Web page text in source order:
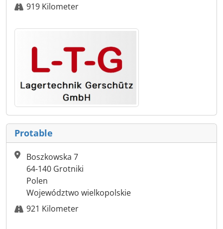
919 Kilometer
Protable
Boszkowska 7
64-140 Grotniki
Polen
Województwo wielkopolskie
921 Kilometer